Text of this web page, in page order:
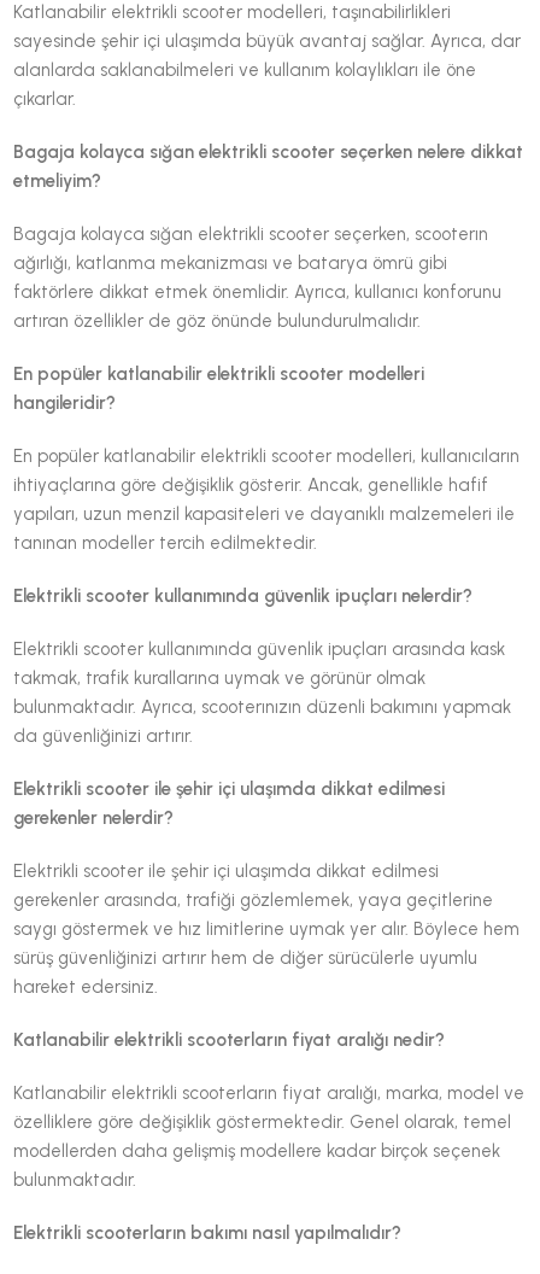
Katlanabilir elektrikli scooter modelleri, taşınabilirlikleri
sayesinde şehir içi ulaşımda büyük avantaj sağlar. Ayrıca, dar
alanlarda saklanabilmeleri ve kullanım kolaylıkları ile öne
çıkarlar.
Bagaja kolayca sığan elektrikli scooter seçerken nelere dikkat
etmeliyim?
Bagaja kolayca sığan elektrikli scooter seçerken, scooterın
ağırlığı, katlanma mekanizması ve batarya ömrü gibi
faktörlere dikkat etmek önemlidir. Ayrıca, kullanıcı konforunu
artıran özellikler de göz önünde bulundurulmalıdır.
En popüler katlanabilir elektrikli scooter modelleri
hangileridir?
En popüler katlanabilir elektrikli scooter modelleri, kullanıcıların
ihtiyaçlarına göre değişiklik gösterir. Ancak, genellikle hafif
yapıları, uzun menzil kapasiteleri ve dayanıklı malzemeleri ile
tanınan modeller tercih edilmektedir.
Elektrikli scooter kullanımında güvenlik ipuçları nelerdir?
Elektrikli scooter kullanımında güvenlik ipuçları arasında kask
takmak, trafik kurallarına uymak ve görünür olmak
bulunmaktadır. Ayrıca, scooterınızın düzenli bakımını yapmak
da güvenliğinizi artırır.
Elektrikli scooter ile şehir içi ulaşımda dikkat edilmesi
gerekenler nelerdir?
Elektrikli scooter ile şehir içi ulaşımda dikkat edilmesi
gerekenler arasında, trafiği gözlemlemek, yaya geçitlerine
saygı göstermek ve hız limitlerine uymak yer alır. Böylece hem
sürüş güvenliğinizi artırır hem de diğer sürücülerle uyumlu
hareket edersiniz.
Katlanabilir elektrikli scooterların fiyat aralığı nedir?
Katlanabilir elektrikli scooterların fiyat aralığı, marka, model ve
özelliklere göre değişiklik göstermektedir. Genel olarak, temel
modellerden daha gelişmiş modellere kadar birçok seçenek
bulunmaktadır.
Elektrikli scooterların bakımı nasıl yapılmalıdır?